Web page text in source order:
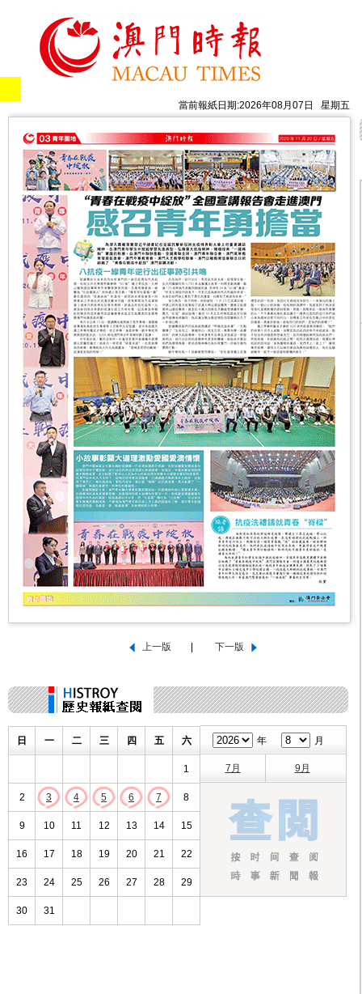
當前報紙日期:2026年08月07日 星期五
日 一 二 三 四 五 六
1
2 3 4 5 6 7 8
9 10 11 12 13 14 15
16 17 18 19 20 21 22
23 24 25 26 27 28 29
30 31
年 月
7月 9月